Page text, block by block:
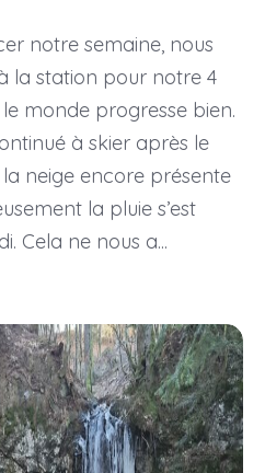
notre semaine, nous
la station pour notre 4
monde progresse bien.
à skier après le
neige encore présente
la pluie s’est
Cela ne nous a...